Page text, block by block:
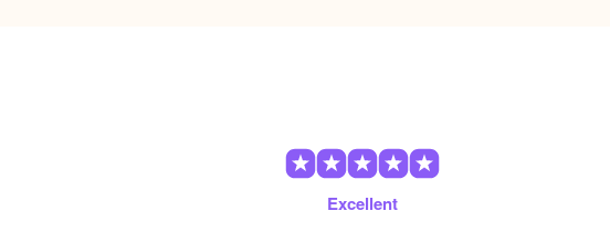
allié contre les signes embêtants de stress et de fatigue. Grâce à sa
une sensation de détente immédiate. Commencez votre journée en le
Excellent